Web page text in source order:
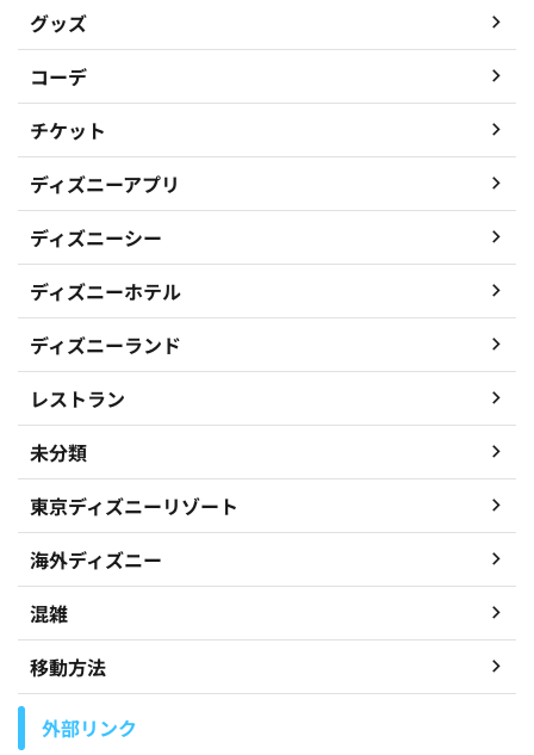
グッズ
コーデ
チケット
ディズニーアプリ
ディズニーシー
ディズニーホテル
ディズニーランド
レストラン
未分類
東京ディズニーリゾート
海外ディズニー
混雑
移動方法
外部リンク